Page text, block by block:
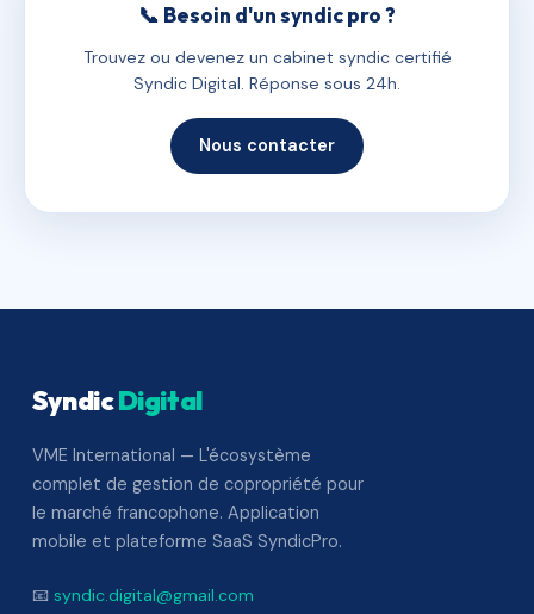
📞 Besoin d'un syndic pro ?
Trouvez ou devenez un cabinet syndic certifié
Syndic Digital. Réponse sous 24h.
Nous contacter
SyndicDigital
VME International — L'écosystème
complet de gestion de copropriété pour
le marché francophone. Application
mobile et plateforme SaaS SyndicPro.
📧 syndic.digital@gmail.com